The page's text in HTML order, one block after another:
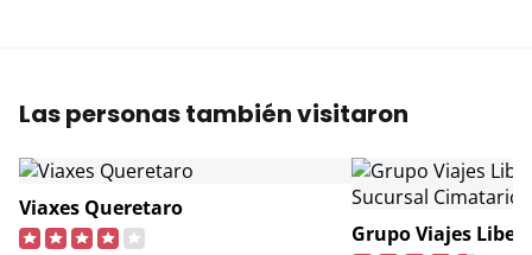
Las personas también visitaron
Viaxes Queretaro